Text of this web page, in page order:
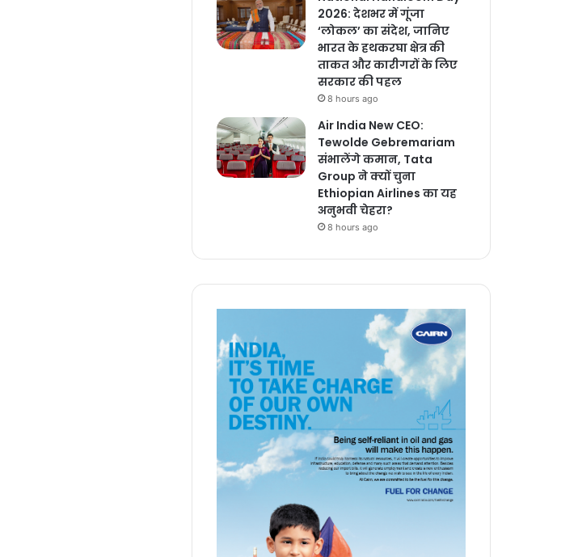
2026: देशभर में गूंजा
‘लोकल’ का संदेश, जानिए
भारत के हथकरघा क्षेत्र की
ताकत और कारीगरों के लिए
सरकार की पहल
8 hours ago
Air India New CEO:
Tewolde Gebremariam
संभालेंगे कमान, Tata
Group ने क्यों चुना
Ethiopian Airlines का यह
अनुभवी चेहरा?
8 hours ago